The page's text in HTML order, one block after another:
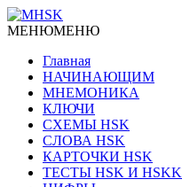
МЕНЮМЕНЮ
Главная
НАЧИНАЮЩИМ
МНЕМОНИКА
КЛЮЧИ
СХЕМЫ HSK
СЛОВА HSK
КАРТОЧКИ HSK
ТЕСТЫ HSK И HSKK